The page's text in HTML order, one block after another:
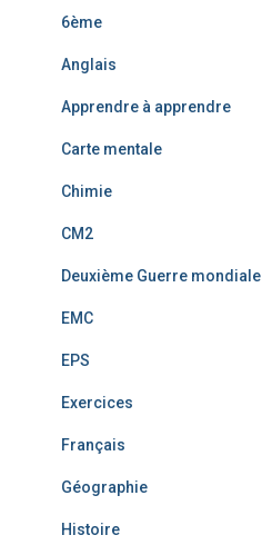
6ème
Anglais
Apprendre à apprendre
Carte mentale
Chimie
CM2
Deuxième Guerre mondiale
EMC
EPS
Exercices
Français
Géographie
Histoire